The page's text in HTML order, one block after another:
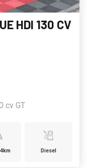
HDI 130 CV
cv GT
Diesel